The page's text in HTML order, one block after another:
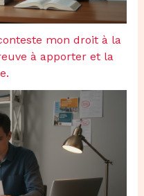
mon droit à la
à apporter et la